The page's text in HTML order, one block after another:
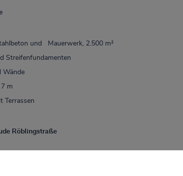
und Mauerwerk, 2.500 m²
Streifenfundamenten
Wände
m
Terrassen
Röblingstraße